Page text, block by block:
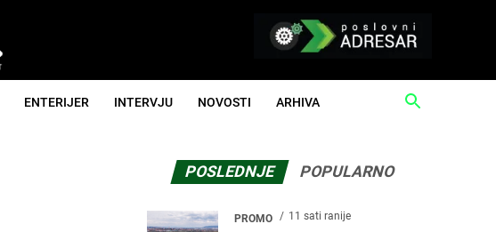
ENTERIJER INTERVJU NOVOSTI ARHIVA
POSLEDNJE POPULARNO
PROMO 11 sati ranije